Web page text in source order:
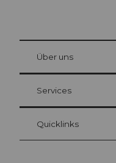
Gästekarte Luzern
Ihre Vorteile als
at Bre
Über uns
Services
Quicklinks